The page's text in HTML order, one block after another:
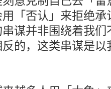
「否认」来拒绝
谋并非围绕着我
的，这类串谋是